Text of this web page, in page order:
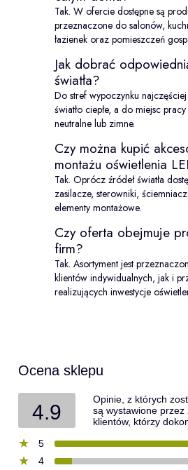
Tak. W ofercie dostępne są
przeznaczone do salonów,
łazienek oraz pomieszczeń
Jak dobrać
światła?
Do stref wypoczynku
światło ciepłe, a do miejsc
neutralne lub zimne.
Czy można kupić
montażu oświetlenia
Tak. Oprócz źródeł światła
zasilacze, sterowniki,
elementy montażowe.
Czy oferta obejmuje
firm?
Tak. Asortyment jest
klientów indywidualnych, jak i
realizujących inwestycje
Ocena sklepu
4.9
Opinie, z których
są wystawione przez
klientów, którzy
5
4